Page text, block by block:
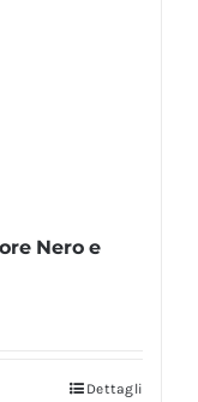
Nero e
Dettagli